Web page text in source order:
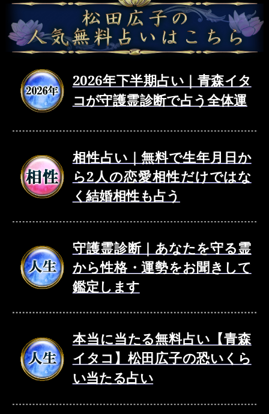
2026年下半期占い｜青森イタ
コが守護霊診断で占う全体運
相性占い｜無料で生年月日か
ら2人の恋愛相性だけではな
く結婚相性も占う
守護霊診断｜あなたを守る霊
から性格・運勢をお聞きして
鑑定します
本当に当たる無料占い【青森
イタコ】松田広子の恐いくら
い当たる占い